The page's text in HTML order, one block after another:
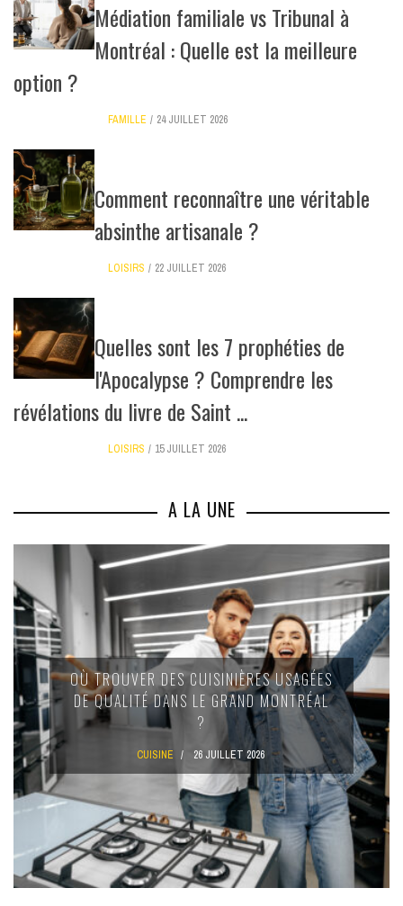
Médiation familiale vs Tribunal à
Montréal : Quelle est la meilleure
option ?
FAMILLE 24 JUILLET 2026
Comment reconnaître une véritable
absinthe artisanale ?
LOISIRS 22 JUILLET 2026
Quelles sont les 7 prophéties de
l'Apocalypse ? Comprendre les
révélations du livre de Saint ...
LOISIRS 15 JUILLET 2026
A LA UNE
OÙ TROUVER DES CUISINIÈRES USAGÉES
DE QUALITÉ DANS LE GRAND MONTRÉAL
?
CUISINE 26 JUILLET 2026